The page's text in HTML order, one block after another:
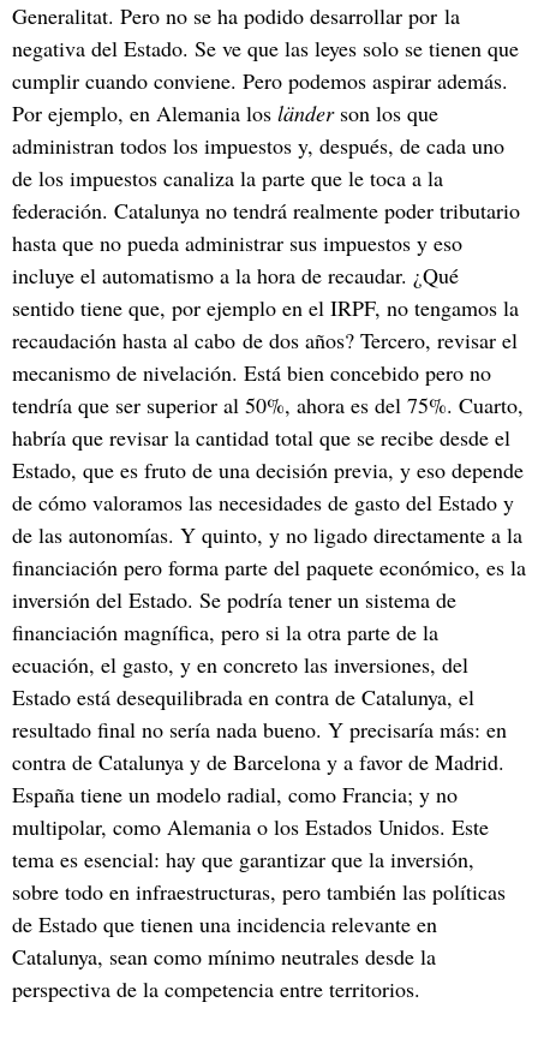
Generalitat. Pero no se ha podido desarrollar por la
negativa del Estado. Se ve que las leyes solo se tienen que
cumplir cuando conviene. Pero podemos aspirar además.
Por ejemplo, en Alemania los länderson los que
administran todos los impuestos y, después, de cada uno
de los impuestos canaliza la parte que le toca a la
federación. Catalunya no tendrá realmente poder tributario
hasta que no pueda administrar sus impuestos y eso
incluye el automatismo a la hora de recaudar. ¿Qué
sentido tiene que, por ejemplo en el IRPF, no tengamos la
recaudación hasta al cabo de dos años? Tercero, revisar el
mecanismo de nivelación. Está bien concebido pero no
tendría que ser superior al 50%, ahora es del 75%. Cuarto,
habría que revisar la cantidad total que se recibe desde el
Estado, que es fruto de una decisión previa, y eso depende
de cómo valoramos las necesidades de gasto del Estado y
de las autonomías. Y quinto, y no ligado directamente a la
financiación pero forma parte del paquete económico, es la
inversión del Estado. Se podría tener un sistema de
financiación magnífica, pero si la otra parte de la
ecuación, el gasto, y en concreto las inversiones, del
Estado está desequilibrada en contra de Catalunya, el
resultado final no sería nada bueno. Y precisaría más: en
contra de Catalunya y de Barcelona y a favor de Madrid.
España tiene un modelo radial, como Francia; y no
multipolar, como Alemania o los Estados Unidos. Este
tema es esencial: hay que garantizar que la inversión,
sobre todo en infraestructuras, pero también las políticas
de Estado que tienen una incidencia relevante en
Catalunya, sean como mínimo neutrales desde la
perspectiva de la competencia entre territorios.